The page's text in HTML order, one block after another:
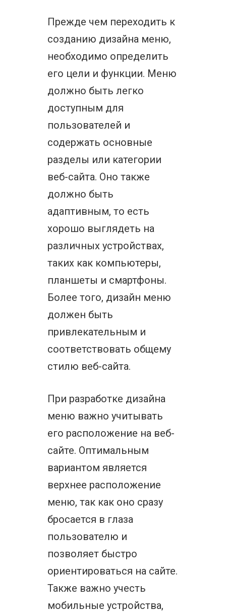
Прежде чем переходить к
созданию дизайна меню,
необходимо определить
его цели и функции. Меню
должно быть легко
доступным для
пользователей и
содержать основные
разделы или категории
веб-сайта. Оно также
должно быть
адаптивным, то есть
хорошо выглядеть на
различных устройствах,
таких как компьютеры,
планшеты и смартфоны.
Более того, дизайн меню
должен быть
привлекательным и
соответствовать общему
стилю веб-сайта.
При разработке дизайна
меню важно учитывать
его расположение на веб-
сайте. Оптимальным
вариантом является
верхнее расположение
меню, так как оно сразу
бросается в глаза
пользователю и
позволяет быстро
ориентироваться на сайте.
Также важно учесть
мобильные устройства,